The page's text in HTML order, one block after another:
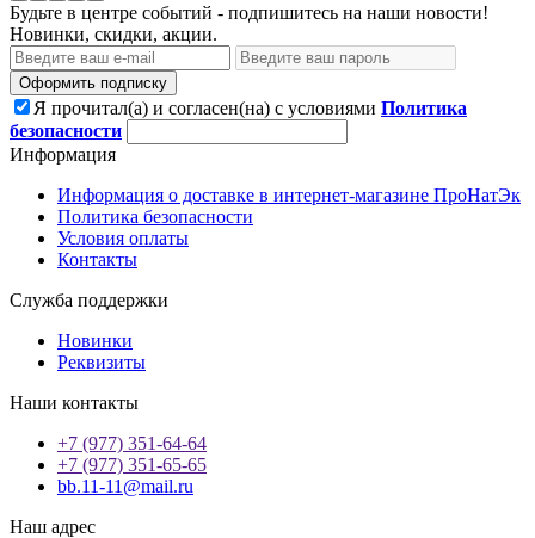
Будьте в центре событий - подпишитесь на наши новости!
Новинки, скидки, акции.
Оформить подписку
Я прочитал(а) и согласен(на) с условиями Политика
безопасности
Информация
Информация о доставке в интернет-магазине ПроНатЭк
Политика безопасности
Условия оплаты
Контакты
Служба поддержки
Новинки
Реквизиты
Наши контакты
+7 (977) 351-64-64
+7 (977) 351-65-65
bb.11-11@mail.ru
Наш адрес